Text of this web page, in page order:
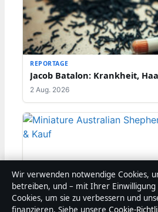
REPORTAGE
Jacob Batalon: Krankheit,
2 Aug. 2026
Wir verwenden notwendige Cookies,
betreiben, und – mit Ihrer Einwilligung
Cookies, um sie zu verbessern und
finanzieren. Siehe unsere Cookie-